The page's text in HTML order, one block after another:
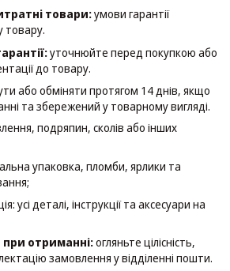
товари:умови гарантії
товару.
уточнюйте перед покупкою або
до товару.
або обміняти протягом 14 днів, якщо
та збережений у товарному вигляді.
подряпин, сколів або інших
упаковка, пломби, ярлики та
усі деталі, інструкції та аксесуари на
при отриманні:огляньте цілісність,
замовлення у відділенні пошти.